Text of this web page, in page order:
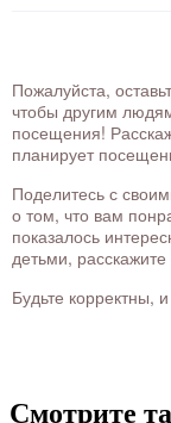
Пожалуйста,
чтобы другим
посещения!
планирует
Поделитесь с
о том, что вам
показалось
детьми,
Будьте корректны,
Смотрите